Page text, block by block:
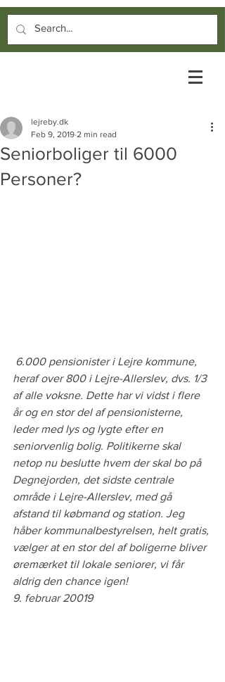
Seniorboliger til 6000
Personer?
lejreby.dk
Feb 9, 2019 2 min read
6.000 pensionister i Lejre kommune,
heraf over 800 i Lejre-Allerslev, dvs. 1/3
af alle voksne. Dette har vi vidst i flere
år og en stor del af pensionisterne,
leder med lys og lygte efter en
seniorvenlig bolig. Politikerne skal
netop nu beslutte hvem der skal bo på
Degnejorden, det sidste centrale
område i Lejre-Allerslev, med gå
afstand til købmand og station. Jeg
håber kommunalbestyrelsen, helt gratis,
vælger at en stor del af boligerne bliver
øremærket til lokale seniorer, vi får
aldrig den chance igen!
9. februar 20019